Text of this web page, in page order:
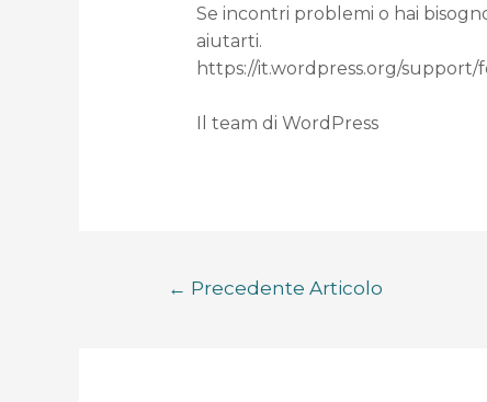
Se incontri problemi o hai
aiutarti.
https://it.wordpress.org/support/
Il team di WordPress
← Precedente Articolo